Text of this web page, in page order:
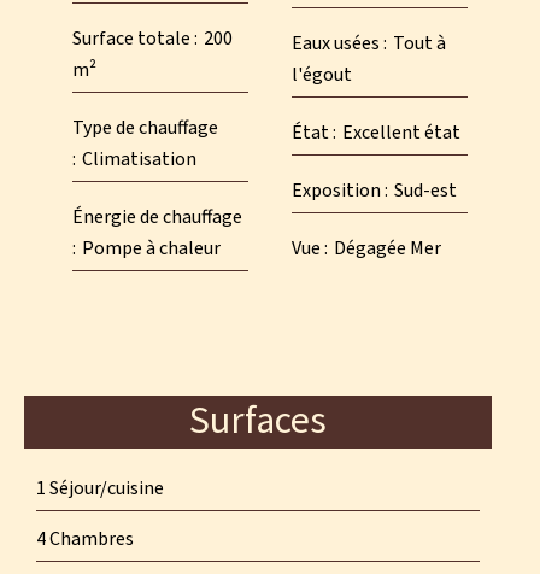
Surface totale 200
m²
Type de chauffage
Climatisation
Énergie de chauffage
Pompe à chaleur
Eaux usées Tout à
l'égout
État Excellent état
Exposition Sud-est
Vue Dégagée Mer
Surfaces
1 Séjour/cuisine
4 Chambres